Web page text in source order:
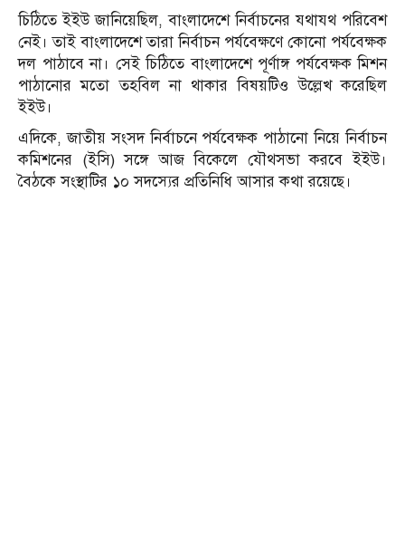
চিঠিতে ইইউ জানিয়েছিল, বাংলাদেশে নির্বাচনের যথাযথ পরিবেশ
নেই। তাই বাংলাদেশে তারা নির্বাচন পর্যবেক্ষণে কোনো পর্যবেক্ষক
দল পাঠাবে না। সেই চিঠিতে বাংলাদেশে পূর্ণাঙ্গ পর্যবেক্ষক মিশন
পাঠানোর মতো তহবিল না থাকার বিষয়টিও উল্লেখ করেছিল
ইইউ।
এদিকে, জাতীয় সংসদ নির্বাচনে পর্যবেক্ষক পাঠানো নিয়ে নির্বাচন
কমিশনের (ইসি) সঙ্গে আজ বিকেলে যৌথসভা করবে ইইউ।
বৈঠকে সংস্থাটির ১০ সদস্যের প্রতিনিধি আসার কথা রয়েছে।